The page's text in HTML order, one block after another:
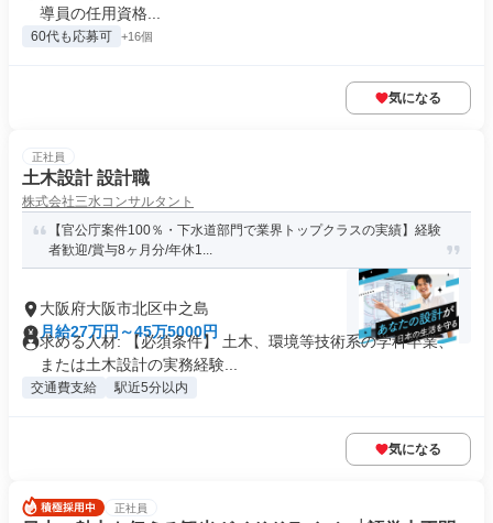
導員の任用資格...
60代も応募可 +16個
気になる
正社員
土木設計 設計職
株式会社三水コンサルタント
【官公庁案件100％・下水道部門で業界トップクラスの実績】経験
者歓迎/賞与8ヶ月分/年休1...
大阪府大阪市北区中之島
月給27万円～45万5000円
求める人材: 【必須条件】 土木、環境等技術系の学科卒業、
または土木設計の実務経験...
交通費支給 駅近5分以内
気になる
正社員